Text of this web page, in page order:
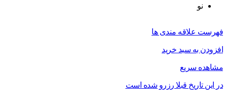
نو
فهرست علاقه مندی ها
افزودن به سبد خرید
مشاهده سریع
در این تاریخ قبلا رزرو شده است